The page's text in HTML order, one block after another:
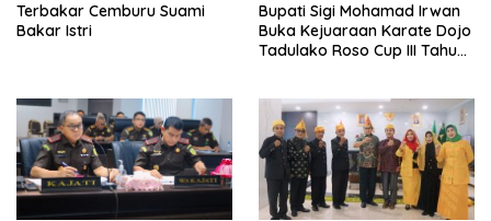
Terbakar Cemburu Suami
Bakar Istri
Bupati Sigi Mohamad Irwan
Buka Kejuaraan Karate Dojo
Tadulako Roso Cup III Tahun